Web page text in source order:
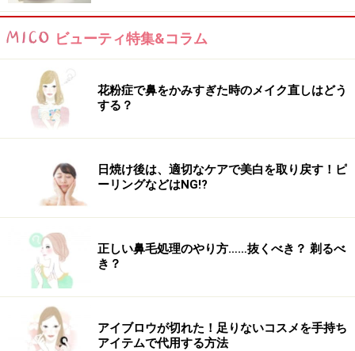
ビューティ特集&コラム
花粉症で鼻をかみすぎた時のメイク直しはどう
する？
日焼け後は、適切なケアで美白を取り戻す！ピ
ーリングなどはNG!?
正しい鼻毛処理のやり方……抜くべき？ 剃るべ
き？
アイブロウが切れた！足りないコスメを手持ち
アイテムで代用する方法